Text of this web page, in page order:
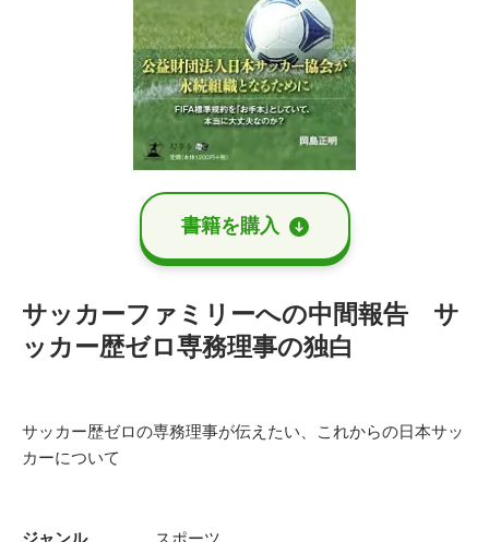
書籍を購⼊
サッカーファミリーへの中間報告 サ
ッカー歴ゼロ専務理事の独白
サッカー歴ゼロの専務理事が伝えたい、これからの日本サッ
カーについて